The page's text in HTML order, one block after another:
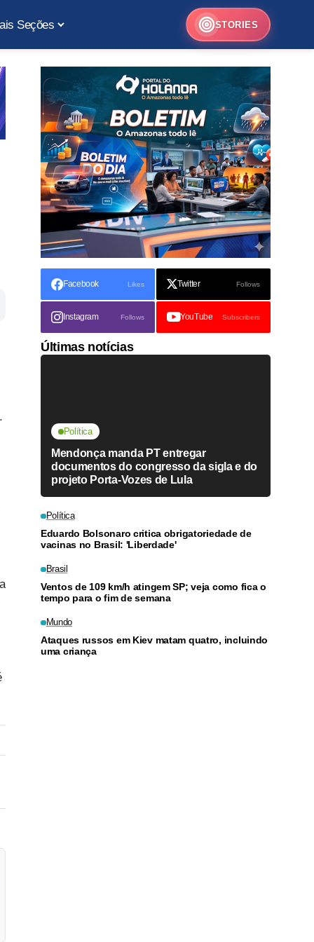
Seções STORIES
Facebook Likes Twitter Follows
Instagram Follows YouTube Subscribers
Últimas notícias
Política
Mendonça manda PT entregar
documentos do congresso da sigla e do
projeto Porta-Vozes de Lula
Política
Eduardo Bolsonaro critica obrigatoriedade de
vacinas no Brasil: 'Liberdade'
Brasil
Ventos de 109 km/h atingem SP; veja como fica o
tempo para o fim de semana
Mundo
Ataques russos em Kiev matam quatro, incluindo
uma criança